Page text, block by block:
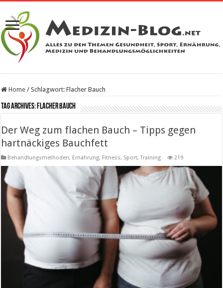
Home / Schlagwort:Flacher Bauch
Tag Archives:Flacher Bauch
Der Weg zum flachen Bauch – Tipps gegen
hartnäckiges Bauchfett
Behandlungsmethoden, Ernährung, Fitness, Sport, Training 219